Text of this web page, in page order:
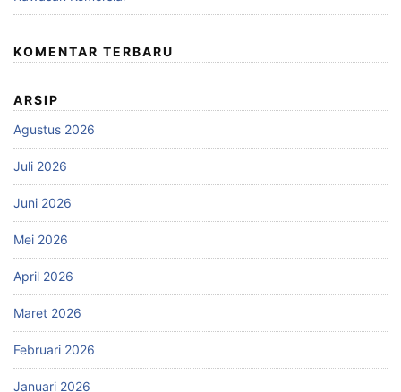
KOMENTAR TERBARU
ARSIP
Agustus 2026
Juli 2026
Juni 2026
Mei 2026
April 2026
Maret 2026
Februari 2026
Januari 2026